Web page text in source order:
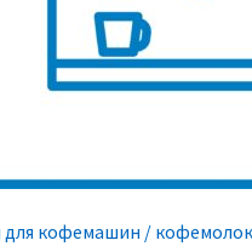
для кофемашин /